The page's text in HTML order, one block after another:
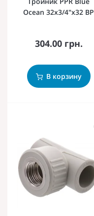
Ocean 32х3/4"х32 ВР
304.00 грн.
В корзину